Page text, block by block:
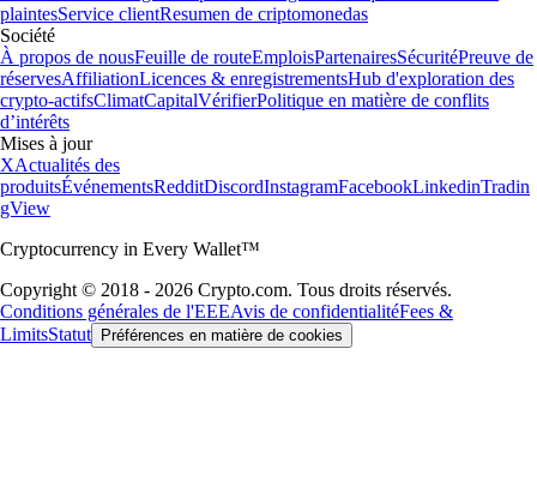
plaintesService clientResumen de criptomonedas
Société
À propos de nousFeuille de routeEmploisPartenairesSécuritéPreuve de
réservesAffiliationLicences & enregistrementsHub d'exploration des
crypto-actifsClimatCapitalVérifierPolitique en matière de conflits
d’intérêts
Mises à jour
XActualités des
produitsÉvénementsRedditDiscordInstagramFacebookLinkedinTradin
gView
Cryptocurrency in Every Wallet™
Copyright © 2018 - 2026 Crypto.com. Tous droits réservés.
Conditions générales de l'EEEAvis de confidentialitéFees &
LimitsStatut Préférences en matière de cookies